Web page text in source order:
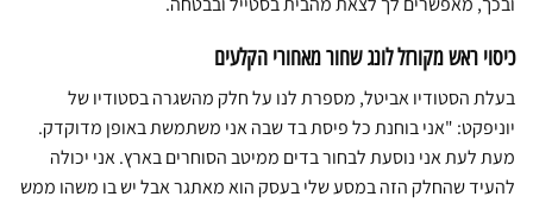
כיסוי ראש מקורזל לונג שחור מאחורי הקלעים
בעלת הסטודיו אביטל, מספרת לנו על חלק מהשגרה בסטודיו של
יוניפקט: "אני בוחנת כל פיסת בד שבה אני משתמשת באופן מדוקדק.
מעת לעת אני נוסעת לבחור בדים ממיטב הסוחרים בארץ. אני יכולה
להעיד שהחלק הזה במסע שלי בעסק הוא מאתגר אבל יש בו משהו ממש